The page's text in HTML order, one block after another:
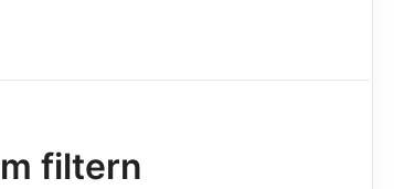
filtern